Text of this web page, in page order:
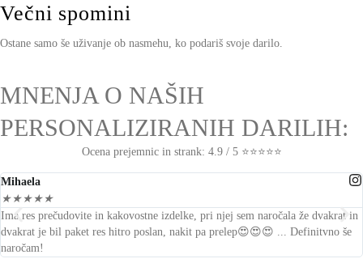
Večni spomini
Ostane samo še uživanje ob nasmehu, ko podariš svoje darilo.
MNENJA O NAŠIH
PERSONALIZIRANIH DARILIH:
Ocena prejemnic in strank: 4.9 / 5 ⭐⭐⭐⭐⭐
Mihaela
★ ★ ★ ★ ★
Ima res prečudovite in kakovostne izdelke, pri njej sem naročala že dvakrat in
dvakrat je bil paket res hitro poslan, nakit pa prelep😍😍😍 ... Definitvno še
naročam!